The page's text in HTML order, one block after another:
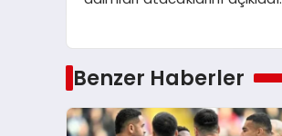
Benzer Haberler